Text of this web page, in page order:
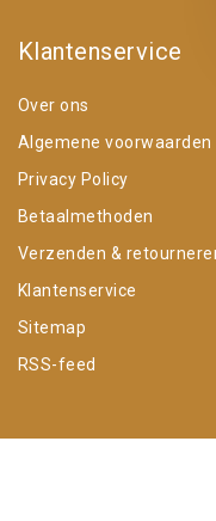
Klantenservice
Over ons
Algemene voorwaarden
Privacy Policy
Betaalmethoden
Verzenden &
Klantenservice
Sitemap
RSS-feed